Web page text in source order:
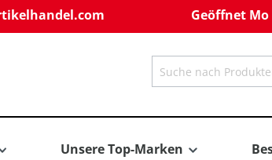
Geöffnet Mo
Unsere Top-Marken